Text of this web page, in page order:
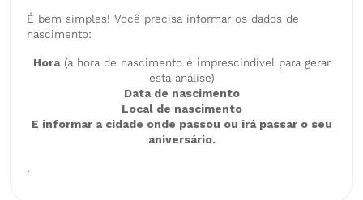
É bem simples! Você precisa informar os dados de
nascimento:
Hora(a hora de nascimento é imprescindível para gerar
esta análise)
Data de nascimento
Local de nascimento
E informar a cidade onde passou ou irá passar o seu
aniversário.
.